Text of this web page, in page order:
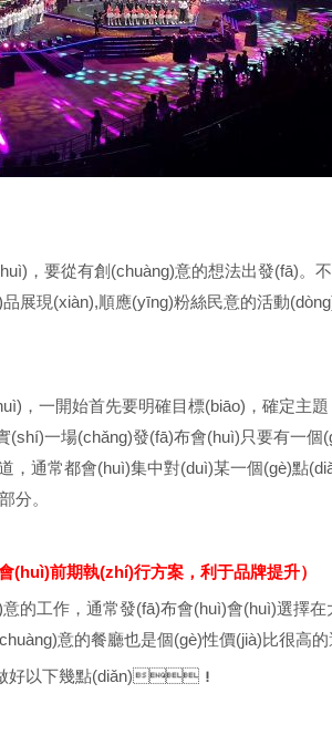
，要從有創(chuàng)意的想法出發(fā)。
品展現(xiàn),順應(yīng)粉絲民意的活動
，一開始首先要明確目標(biāo)，確定主
一場(chǎng)發(fā)布會(huì)只要有一個(gè)
通常都會(huì)集中對(duì)某一個(gè)點
。
前期執(zhí)行方案，利于品牌提升）
工作，通常發(fā)布會(huì)會(huì)選擇在大
意的餐廳也是個(gè)性價(jià)比很高的選擇
好以下幾點(diǎn)！